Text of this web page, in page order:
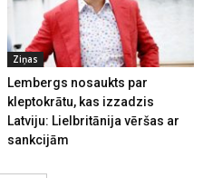
Ziņas
Lembergs nosaukts par
kleptokrātu, kas izzadzis
Latviju: Lielbritānija vēršas ar
sankcijām